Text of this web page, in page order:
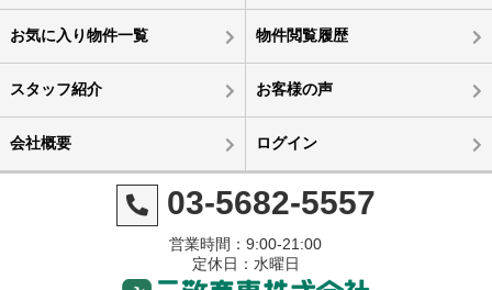
お気に入り物件一覧 物件閲覧履歴
スタッフ紹介 お客様の声
会社概要 ログイン
03-5682-5557
営業時間：9:00-21:00
定休日：水曜日